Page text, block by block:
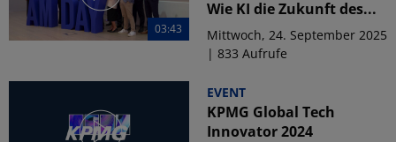
03:43
Wie KI die Zukunft des...
Mittwoch, 24. September 2025
| 833 Aufrufe
EVENT
KPMG Global Tech
Innovator 2024